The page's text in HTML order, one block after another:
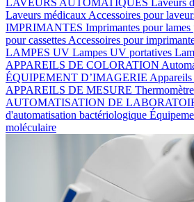
LAVEURS AUTOMATIQUES Laveurs
Laveurs médicaux Accessoires pour
IMPRIMANTES Imprimantes pour lames
pour cassettes Accessoires pour
LAMPES UV Lampes UV portatives
APPAREILS DE COLORATION
ÉQUIPEMENT D’IMAGERIE
APPAREILS DE MESURE
AUTOMATISATION DE
d'automatisation bactériologique
moléculaire